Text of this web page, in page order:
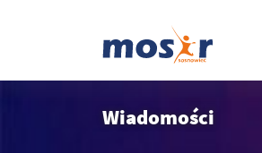
Wiadomości